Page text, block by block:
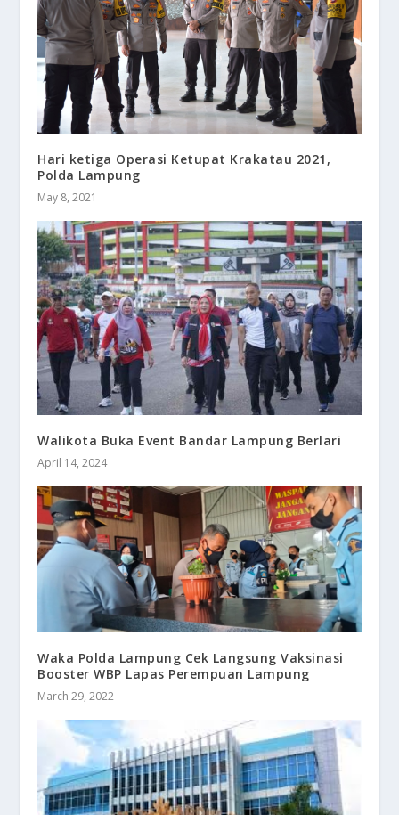
Hari ketiga Operasi Ketupat Krakatau 2021,
Polda Lampung
May 8, 2021
Walikota Buka Event Bandar Lampung Berlari
April 14, 2024
Waka Polda Lampung Cek Langsung Vaksinasi
Booster WBP Lapas Perempuan Lampung
March 29, 2022